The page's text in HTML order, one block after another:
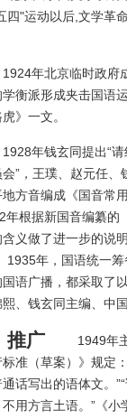
四"运动以后,文学革
1924年北京临时政府
学衡派形成夹击国语
》一文。
1928年钱玄同提出“
”，王璞、赵元任
方音编成《国音常
年根据新国音编纂的
义做了进一步的说
1935年，国语统一
国语广播，都采取了
熙、钱玄同主编、中
推广
1949年
准（草案）》规定
通话写出的语体文。
用方言土语。”《